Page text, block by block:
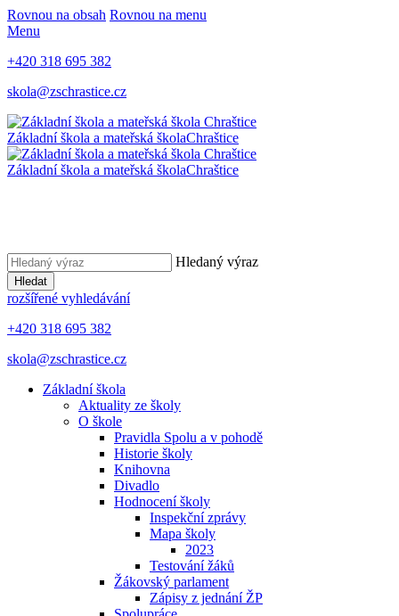
Rovnou na obsah Rovnou na menu
Menu
+420 318 695 382
skola@zschrastice.cz
Základní škola a mateřská školaChraštice
Základní škola a mateřská školaChraštice
Hledaný výraz
Hledat
rozšířené vyhledávání
+420 318 695 382
skola@zschrastice.cz
Základní škola
Aktuality ze školy
O škole
Pravidla Spolu a v pohodě
Historie školy
Knihovna
Divadlo
Hodnocení školy
Inspekční zprávy
Mapa školy
2023
Testování žáků
Žákovský parlament
Zápisy z jednání ŽP